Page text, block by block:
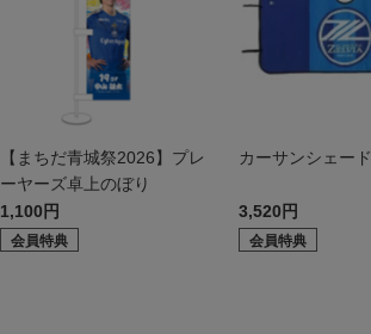
【まちだ青城祭2026】プレ
ーヤーズ卓上のぼり
1,100円
会員特典
カーサンシェード
3,520円
会員特典